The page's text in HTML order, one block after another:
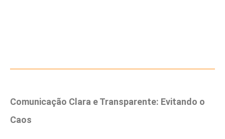
Comunicação Clara e Transparente: Evitando o
Caos